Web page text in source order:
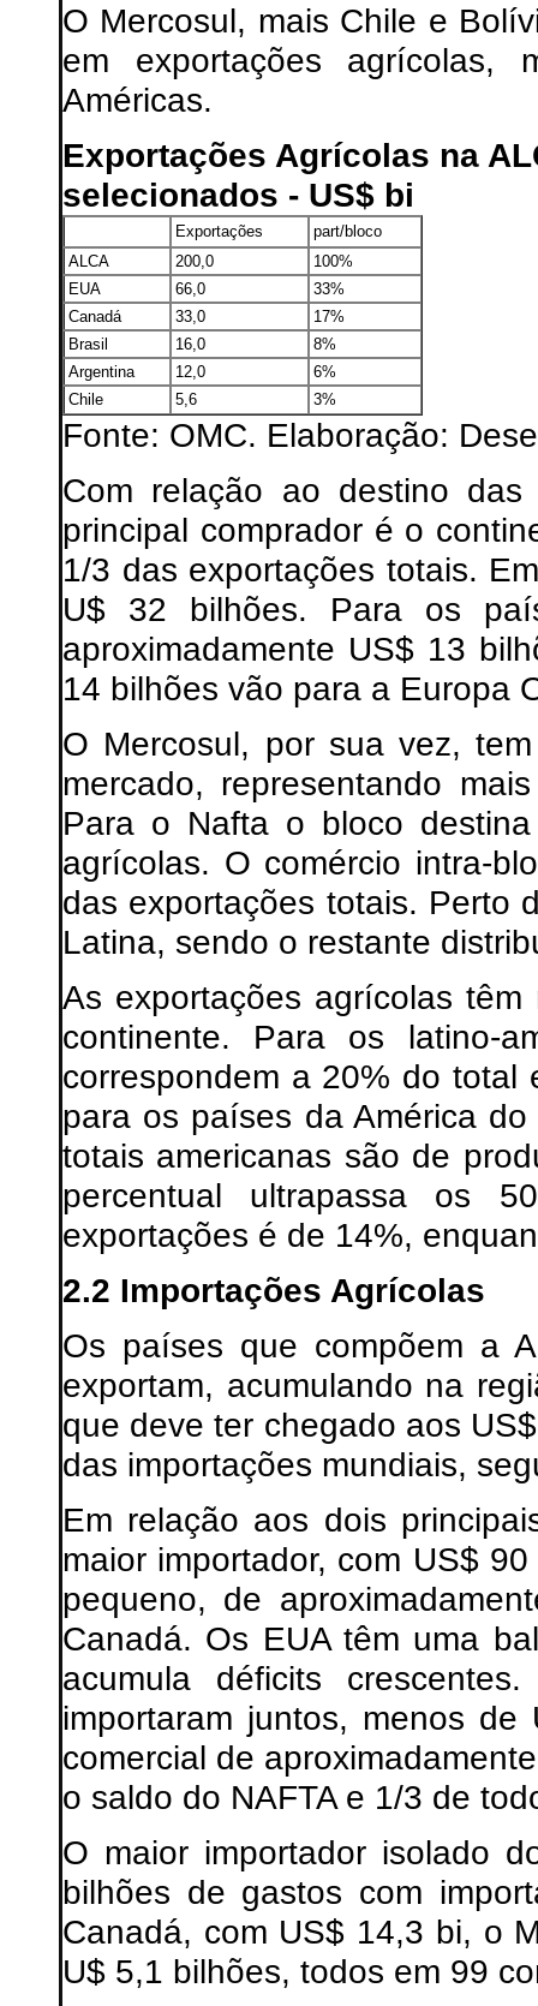
O Mercosul, mais Chile e
em exportações
Américas.
Exportações Agrícolas na
selecionados - US$ bi
Exportações
part/bloco
ALCA
200,0
100%
EUA
66,0
33%
Canadá
33,0
17%
Brasil
16,0
8%
Argentina
12,0
6%
Chile
5,6 3%
Fonte: OMC. Elaboração:
Com relação ao destino
principal comprador é o
1/3 das exportações totais.
U$ 32 bilhões. Para os
aproximadamente US$ 13
14 bilhões vão para a Europa
O Mercosul, por sua vez,
mercado, representando
Para o Nafta o bloco
agrícolas. O comércio intra-
das exportações totais. Perto
Latina, sendo o restante
As exportações agrícolas
continente. Para os latino-
correspondem a 20% do
para os países da América
totais americanas são de
percentual ultrapassa os
exportações é de 14%,
2.2 Importações Agrícolas
Os países que compõem a
exportam, acumulando na
que deve ter chegado aos
das importações mundiais,
Em relação aos dois
maior importador, com US$
pequeno, de
Canadá. Os EUA têm uma
acumula déficits
importaram juntos, menos
comercial de
o saldo do NAFTA e 1/3 de
O maior importador isolado
bilhões de gastos com
Canadá, com US$ 14,3 bi, o
U$ 5,1 bilhões, todos em 99